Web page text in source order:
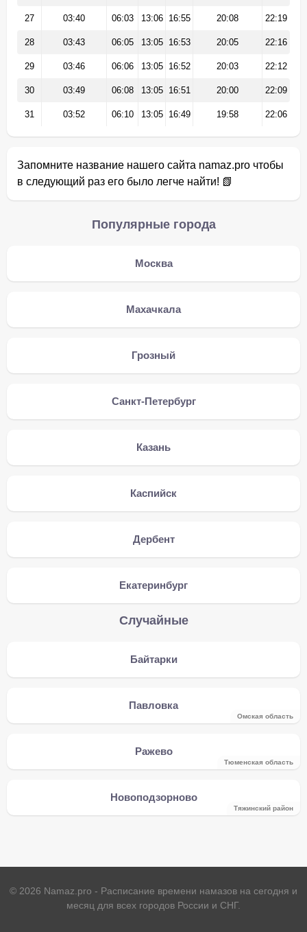
27 03:40 06:03 13:06 16:55 20:08 22:19
28 03:43 06:05 13:05 16:53 20:05 22:16
29 03:46 06:06 13:05 16:52 20:03 22:12
30 03:49 06:08 13:05 16:51 20:00 22:09
31 03:52 06:10 13:05 16:49 19:58 22:06
Запомните название нашего сайта namaz.pro чтобы
в следующий раз его было легче найти! 📗
Популярные города
Москва
Махачкала
Грозный
Санкт-Петербург
Казань
Каспийск
Дербент
Екатеринбург
Случайные
Байтарки
Павловка
Омская область
Ражево
Тюменская область
Новоподзорново
Тяжинcкий район
© 2026 Namaz.pro - Расписание времени намазов на сегодня и
месяц для всех городов России и СНГ.